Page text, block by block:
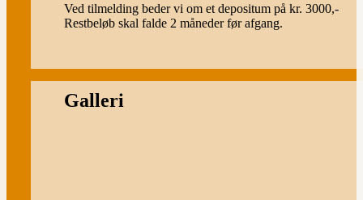
Ved tilmelding beder vi om et depositum på kr. 3000,-
Restbeløb skal falde 2 måneder før afgang.
Galleri